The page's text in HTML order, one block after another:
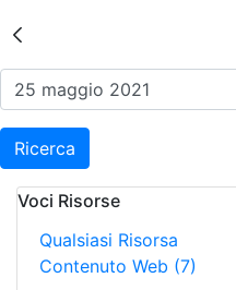
Risultati
Ricerca
Voci Risorse
Qualsiasi Risorsa
Contenuto Web (7)